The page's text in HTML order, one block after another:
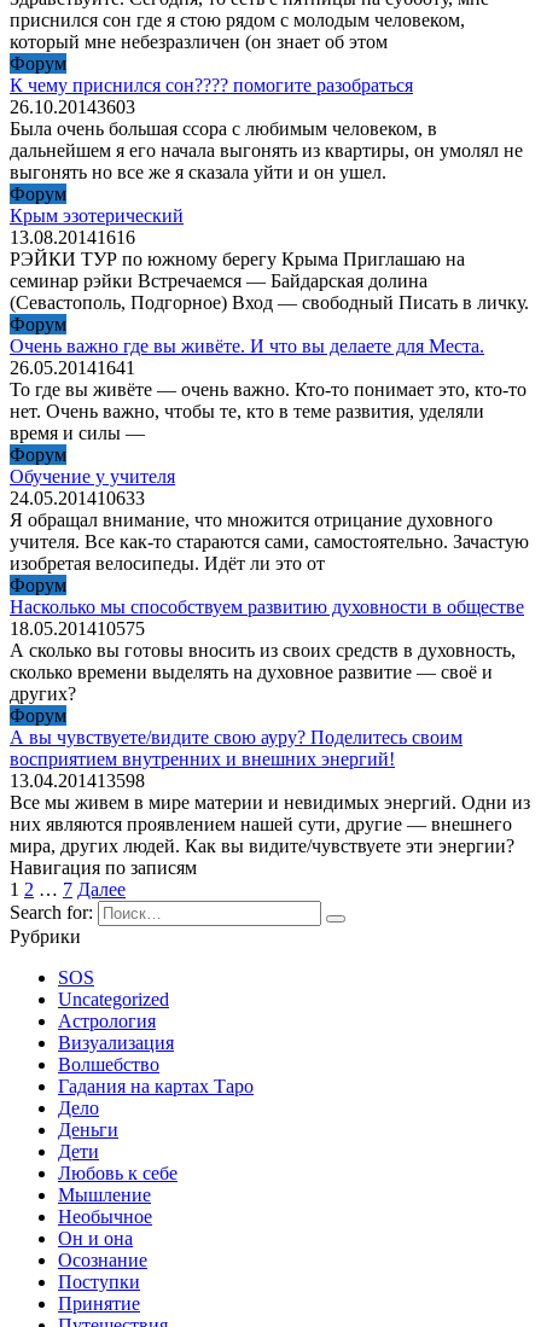
приснился сон где я стою рядом с молодым человеком,
который мне небезразличен (он знает об этом
Форум
К чему приснился сон???? помогите разобраться
26.10.20143603
Была очень большая ссора с любимым человеком, в
дальнейшем я его начала выгонять из квартиры, он умолял не
выгонять но все же я сказала уйти и он ушел.
Форум
Крым эзотерический
13.08.20141616
РЭЙКИ ТУР по южному берегу Крыма Приглашаю на
семинар рэйки Встречаемся — Байдарская долина
(Севастополь, Подгорное) Вход — свободный Писать в личку.
Форум
Очень важно где вы живёте. И что вы делаете для Места.
26.05.20141641
То где вы живёте — очень важно. Кто-то понимает это, кто-то
нет. Очень важно, чтобы те, кто в теме развития, уделяли
время и силы —
Форум
Обучение у учителя
24.05.201410633
Я обращал внимание, что множится отрицание духовного
учителя. Все как-то стараются сами, самостоятельно. Зачастую
изобретая велосипеды. Идёт ли это от
Форум
Насколько мы способствуем развитию духовности в обществе
18.05.201410575
А сколько вы готовы вносить из своих средств в духовность,
сколько времени выделять на духовное развитие — своё и
других?
Форум
А вы чувствуете/видите свою ауру? Поделитесь своим
восприятием внутренних и внешних энергий!
13.04.201413598
Все мы живем в мире материи и невидимых энергий. Одни из
них являются проявлением нашей сути, другие — внешнего
мира, других людей. Как вы видите/чувствуете эти энергии?
Навигация по записям
1 2 … 7 Далее
Search for:
Рубрики
SOS
Uncategorized
Астрология
Визуализация
Волшебство
Гадания на картах Таро
Дело
Деньги
Дети
Любовь к себе
Мышление
Необычное
Он и она
Осознание
Поступки
Принятие